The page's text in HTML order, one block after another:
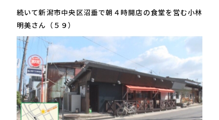
続いて新潟市中央区沼垂で朝４時開店の食堂を営む小林
明美さん（５９）